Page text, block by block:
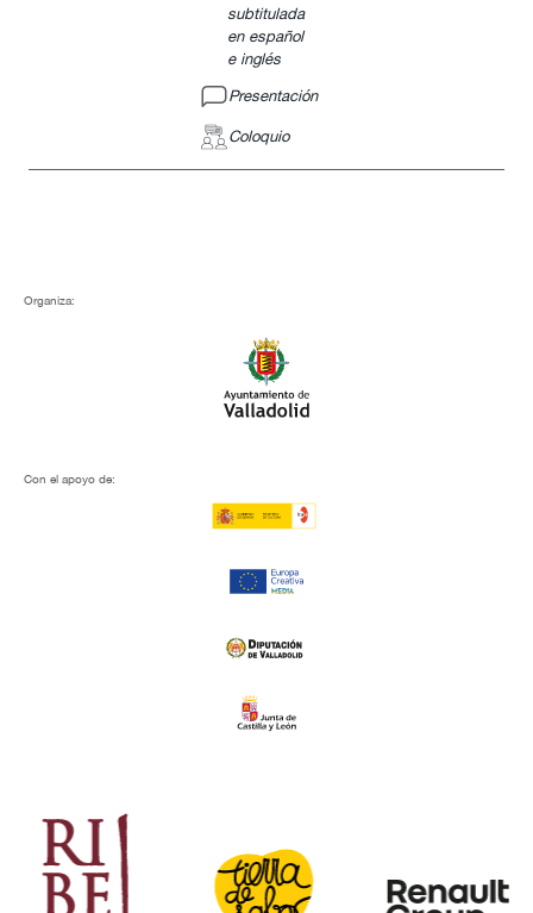
subtitulada
en español
e inglés
Presentación
Coloquio
Organiza:
Con el apoyo de: